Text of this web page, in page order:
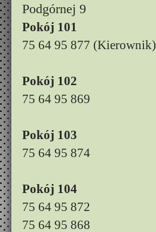
Podgórnej 9
Pokój 101
75 64 95 877 (Kierownik)
Pokój 102
75 64 95 869
Pokój 103
75 64 95 874
Pokój 104
75 64 95 872
75 64 95 868